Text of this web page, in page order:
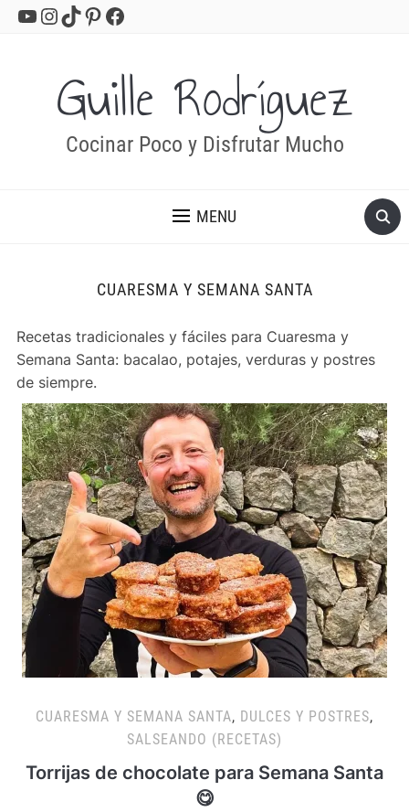
YouTube
Instagram
TikTok
Pinterest
Facebook
Guille Rodríguez
Cocinar Poco y Disfrutar Mucho
MENU
CUARESMA Y SEMANA SANTA
Recetas tradicionales y fáciles para Cuaresma y
Semana Santa: bacalao, potajes, verduras y postres
de siempre.
CUARESMA Y SEMANA SANTA, DULCES Y POSTRES,
SALSEANDO (RECETAS)
Torrijas de chocolate para Semana Santa
😋